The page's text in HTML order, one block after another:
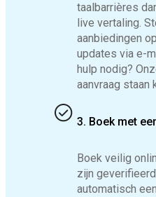
taalbarrières
live vertaling.
aanbiedingen
updates via e-
hulp nodig?
aanvraag staan
3. Boek met
Boek veilig
zijn
automatisch